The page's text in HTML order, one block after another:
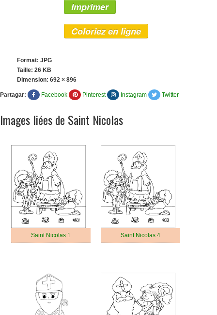
Imprimer
Coloriez en ligne
Format: JPG
Taille: 26 KB
Dimension: 692 × 896
Partagar: Facebook Pinterest Instagram Twitter
Images liées de Saint Nicolas
Saint Nicolas 1 Saint Nicolas 4